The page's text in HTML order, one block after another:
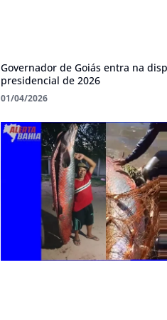
Governador de Goiás entra na
presidencial de 2026
01/04/2026